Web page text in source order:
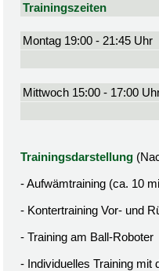
Trainingszeiten
Montag 19:00 - 21:45 Uhr
Mittwoch 15:00 - 17:00
Trainingsdarstellung
- Aufwämtraining (ca. 10
- Kontertraining Vor- und
- Training am Ball-Roboter
- Individuelles Training mit